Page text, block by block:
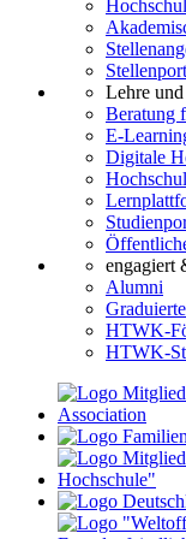
Lehre
Beratung
E-
Digitale
engagiert
Alumni
HTWK-
HTWK-